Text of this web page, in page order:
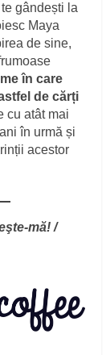
gândești la
Maya
de sine,
în care
de cărți
cu atât mai
în urmă și
acestor
mă! /